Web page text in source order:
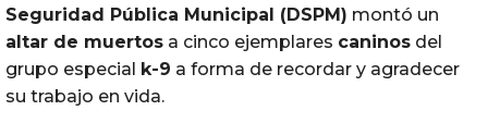
Seguridad Pública Municipal (DSPM) montó un
altar de muertos a cinco ejemplares caninos del
grupo especial
k-9 a forma de recordar y agradecer
su trabajo en vida.